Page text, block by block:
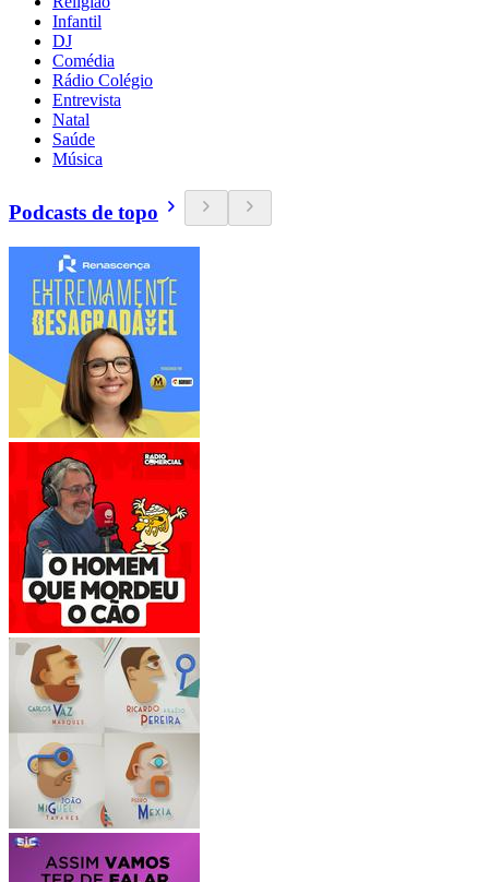
Infantil
DJ
Comédia
Rádio Colégio
Entrevista
Natal
Saúde
Música
Podcasts de topo